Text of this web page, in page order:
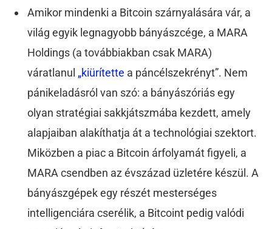
Amikor mindenki a Bitcoin szárnyalására vár, a
világ egyik legnagyobb bányászcége, a MARA
Holdings (a továbbiakban csak MARA)
váratlanul „kiürítette a páncélszekrényt”. Nem
pánikeladásról van szó: a bányászóriás egy
olyan stratégiai sakkjátszmába kezdett, amely
alapjaiban alakíthatja át a technológiai szektort.
Miközben a piac a Bitcoin árfolyamát figyeli, a
MARA csendben az évszázad üzletére készül. A
bányászgépek egy részét mesterséges
intelligenciára cserélik, a Bitcoint pedig valódi